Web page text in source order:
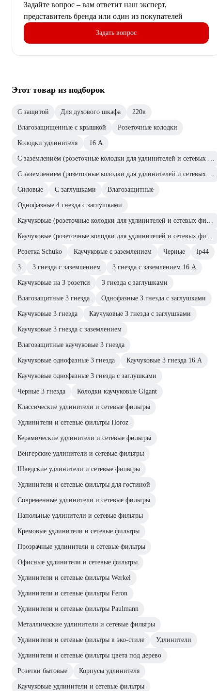
Задайте вопрос – вам ответит наш эксперт,
представитель бренда или один из покупателей
Задать вопрос
Этот товар из подборок
С защитой Для духового шкафа 220в
Влагозащищенные с крышкой Розеточные колодки
Колодки удлинителя 16 А
С заземлением (розеточные колодки для удлинителей и сетевых фильтров)
С заземлением (розеточные колодки для удлинителей и сетевых фильтров)
Силовые С заглушками Влагозащитные
Однофазные 4 гнезда с заглушками
Каучуковые (розеточные колодки для удлинителей и сетевых фильтров)
Каучуковые (розеточные колодки для удлинителей и сетевых фильтров)
Розетка Schuko Каучуковые с заземлением Черные ip44
3 3 гнезда с заземлением 3 гнезда с заземлением 16 А
Каучуковые на 3 розетки 3 гнезда с заглушками
Влагозащитные 3 гнезда Однофазные 3 гнезда с заглушками
Каучуковые 3 гнезда Каучуковые 3 гнезда с заглушками
Каучуковые 3 гнезда с заземлением
Влагозащитные каучуковые 3 гнезда
Каучуковые однофазные 3 гнезда Каучуковые 3 гнезда 16 А
Каучуковые однофазные 3 гнезда с заглушками
Черные 3 гнезда Колодки каучуковые Gigant
Классические удлинители и сетевые фильтры
Удлинители и сетевые фильтры Horoz
Керамические удлинители и сетевые фильтры
Венгерские удлинители и сетевые фильтры
Шведские удлинители и сетевые фильтры
Удлинители и сетевые фильтры для гостиной
Современные удлинители и сетевые фильтры
Напольные удлинители и сетевые фильтры
Кремовые удлинители и сетевые фильтры
Прозрачные удлинители и сетевые фильтры
Офисные удлинители и сетевые фильтры
Удлинители и сетевые фильтры Werkel
Удлинители и сетевые фильтры Feron
Удлинители и сетевые фильтры Paulmann
Металлические удлинители и сетевые фильтры
Удлинители и сетевые фильтры в эко-стиле Удлинители
Удлинители и сетевые фильтры цвета под дерево
Розетки бытовые Корпусы удлинителя
Каучуковые удлинители и сетевые фильтры